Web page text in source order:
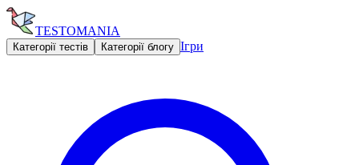
TESTOMANIA
Категорії тестів Категорії блогу Ігри